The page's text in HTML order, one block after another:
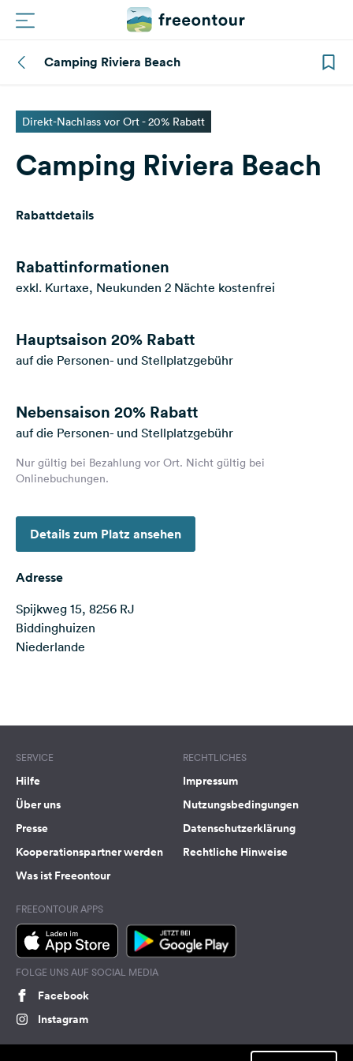
Routen
Plätze
Einloggen
Fragen &
Feedback
Deutsch
Folge
uns
Media
Camping Riviera Beach
Direkt-Nachlass vor Ort - 20% Rabatt
Camping Riviera Beach
Rabattdetails
Rabattinformationen
exkl. Kurtaxe, Neukunden 2 Nächte kostenfrei
Hauptsaison 20% Rabatt
auf die Personen- und Stellplatzgebühr
Nebensaison 20% Rabatt
auf die Personen- und Stellplatzgebühr
Nur gültig bei Bezahlung vor Ort. Nicht gültig bei
Onlinebuchungen.
Details zum Platz ansehen
Adresse
Spijkweg 15, 8256 RJ
Biddinghuizen
Niederlande
SERVICE
Hilfe
Über uns
Presse
Kooperationspartner werden
Was ist Freeontour
RECHTLICHES
Impressum
Nutzungsbedingungen
Datenschutzerklärung
Rechtliche Hinweise
FREEONTOUR APPS
FOLGE UNS AUF SOCIAL MEDIA
Facebook
Instagram